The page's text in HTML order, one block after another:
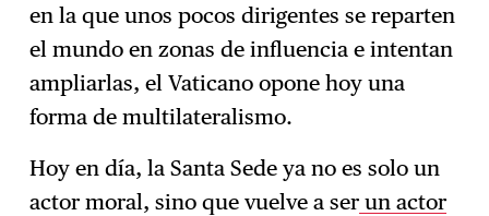
en la que unos pocos dirigentes se reparten
el mundo en zonas de influencia e intentan
ampliarlas, el Vaticano opone hoy una
forma de multilateralismo.
Hoy en día, la Santa Sede ya no es solo un
actor moral, sino que vuelve a ser un actor